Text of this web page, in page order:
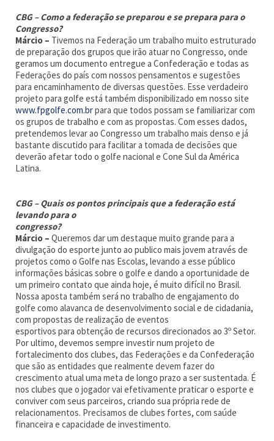
CBG – Como a federação se preparou e se prepara para o
Congresso?
Márcio – Tivemos na Federação um trabalho muito estruturado
de preparação dos grupos que irão atuar no Congresso, onde
geramos um documento entregue a Confederação e todas as
Federações do país com nossos pensamentos e sugestões
para encaminhamento de diversas questões. Esse verdadeiro
projeto para golfe está também disponibilizado em nosso site
www.fpgolfe.com.brpara que todos possam se familiarizar com
os grupos de trabalho e com as propostas. Com esses dados,
pretendemos levar ao Congresso um trabalho mais denso e já
bastante discutido para facilitar a tomada de decisões que
deverão afetar todo o golfe nacional e Cone Sul da América
Latina.
CBG – Quais os pontos principais que a federação está
levando para o
congresso?
Márcio –Queremos dar um destaque muito grande para a
divulgação do esporte junto ao publico mais jovem através de
projetos como o Golfe nas Escolas, levando a esse público
informações básicas sobre o golfe e dando a oportunidade de
um primeiro contato que ainda hoje, é muito difícil no Brasil.
Nossa aposta também será no trabalho de engajamento do
golfe como alavanca de desenvolvimento social e de cidadania,
com propostas de realização de eventos
esportivos para obtenção de recursos direcionados ao 3º Setor.
Por ultimo, devemos sempre investir num projeto de
fortalecimento dos clubes, das Federações e da Confederação
que são as entidades que realmente devem fazer do
crescimento atual uma meta de longo prazo a ser sustentada. É
nos clubes que o jogador vai efetivamente praticar o esporte e
conviver com seus parceiros, criando sua própria rede de
relacionamentos. Precisamos de clubes fortes, com saúde
financeira e capacidade de investimento.